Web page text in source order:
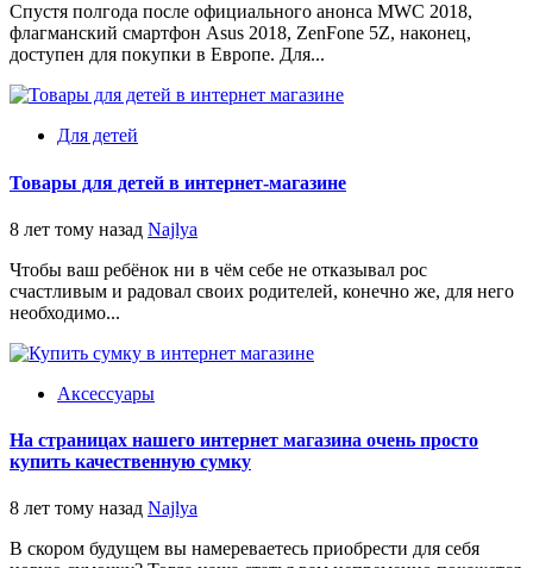
Спустя полгода после официального анонса MWC 2018,
флагманский смартфон Asus 2018, ZenFone 5Z, наконец,
доступен для покупки в Европе. Для...
Для детей
Товары для детей в интернет-магазине
8 лет тому назад Najlya
Чтобы ваш ребёнок ни в чём себе не отказывал рос
счастливым и радовал своих родителей, конечно же, для него
необходимо...
Аксессуары
На страницах нашего интернет магазина очень просто
купить качественную сумку
8 лет тому назад Najlya
В скором будущем вы намереваетесь приобрести для себя